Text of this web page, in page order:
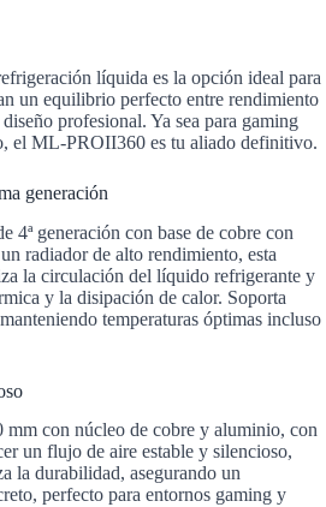
líquida es la opción ideal para
un equilibrio perfecto entre rendimiento
profesional. Ya sea para gaming
el ML-PROII360 es tu aliado definitivo.
generación
4ª generación con base de cobre con
radiador de alto rendimiento, esta
la circulación del líquido refrigerante y
y la disipación de calor. Soporta
temperaturas óptimas incluso
mm con núcleo de cobre y aluminio, con
un flujo de aire estable y silencioso,
la durabilidad, asegurando un
perfecto para entornos gaming y